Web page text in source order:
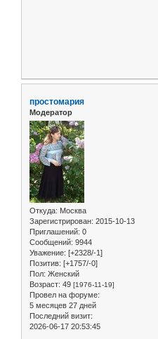
простомария
Модератор
Откуда: Москва
Зарегистрирован: 2015-10-13
Приглашений: 0
Сообщений: 9944
Уважение: [+2328/-1]
Позитив: [+1757/-0]
Пол: Женский
Возраст: 49 [1976-11-19]
Провел на форуме:
5 месяцев 27 дней
Последний визит:
2026-06-17 20:53:45